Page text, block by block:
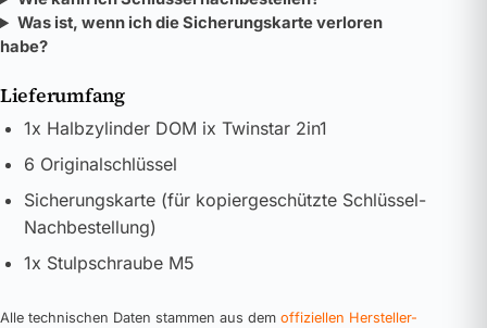
Was ist, wenn ich die Sicherungskarte verloren
habe?
Lieferumfang
1x Halbzylinder DOM ix Twinstar 2in1
6 Originalschlüssel
Sicherungskarte (für kopiergeschützte Schlüssel-
Nachbestellung)
1x Stulpschraube M5
Alle technischen Daten stammen aus dem offiziellen Hersteller-